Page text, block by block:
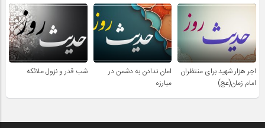
اجر هزار شهید برای منتظران
امام زمان(عج)
امان ندادن به دشمن در
مبارزه
شب قدر و نزول ملائکه